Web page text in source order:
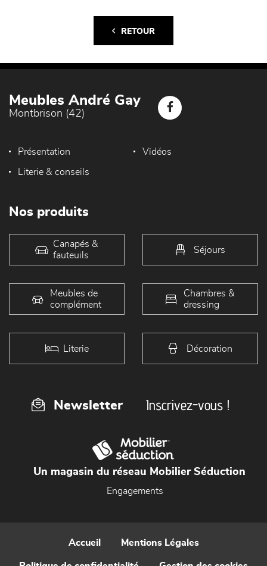
RETOUR
Meubles André Gay
Montbrison (42)
Présentation Vidéos
Literie & conseils
Nos produits
Canapés &
fauteuils
Séjours
Meubles de
complément
Chambres &
dressing
Literie Décoration
Newsletter Inscrivez-vous !
Un magasin du réseau Mobilier Séduction
Engagements
Accueil Mentions Légales